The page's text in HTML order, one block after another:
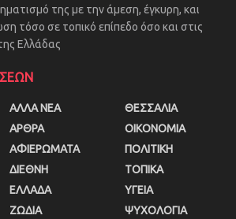
της με την άμεση, έγκυρη, και
τόσο σε τοπικό επίπεδο όσο και στις
Ελλάδας
ΑΛΛΑ ΝΕΑ
ΑΡΘΡΑ
ΑΦΙΕΡΩΜΑΤΑ
ΔΙΕΘΝΗ
ΕΛΛΑΔΑ
ΖΩΔΙΑ
ΘΕΣΣΑΛΙΑ
ΟΙΚΟΝΟΜΙΑ
ΠΟΛΙΤΙΚΗ
ΤΟΠΙΚΑ
ΥΓΕΙΑ
ΨΥΧΟΛΟΓΙΑ